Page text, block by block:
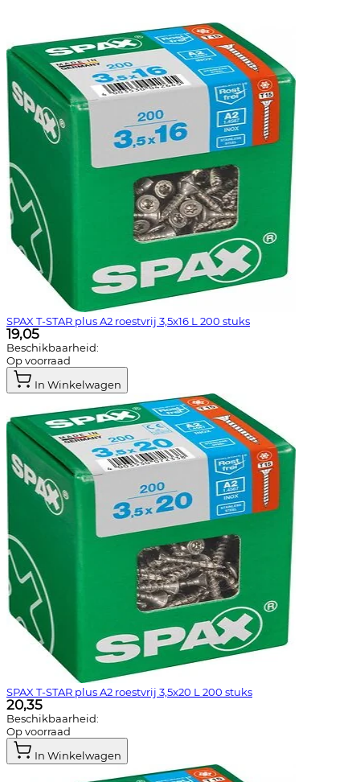
SPAX T-STAR plus A2 roestvrij 3,5x16 L 200 stuks
19,05
Beschikbaarheid:
Op voorraad
In Winkelwagen
SPAX T-STAR plus A2 roestvrij 3,5x20 L 200 stuks
20,35
Beschikbaarheid:
Op voorraad
In Winkelwagen